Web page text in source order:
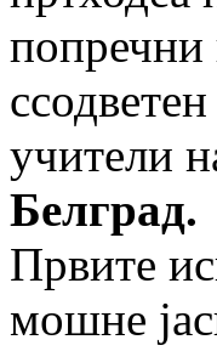
попречни
учители
Белград.
Првите
мошне